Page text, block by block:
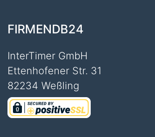
FIRMENDB24
InterTimer GmbH
Ettenhofener Str. 31
82234 Weßling